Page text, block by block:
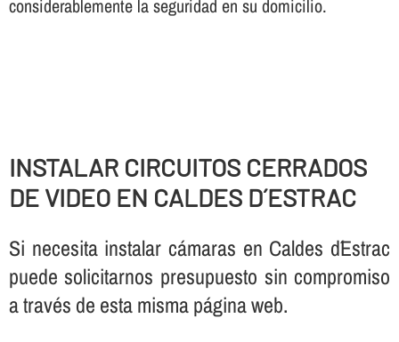
considerablemente la seguridad en su domicilio.
INSTALAR CIRCUITOS CERRADOS
DE VIDEO EN CALDES D´ESTRAC
Si necesita instalar cámaras en Caldes d´Estrac
puede solicitarnos presupuesto sin compromiso
a través de esta misma página web.